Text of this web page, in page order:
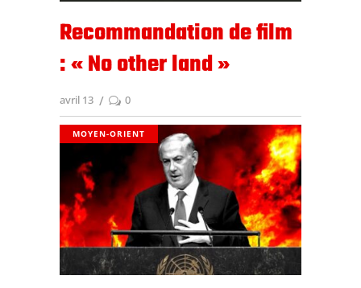
Recommandation de film
: « No other land »
avril 13 0
MOYEN-ORIENT